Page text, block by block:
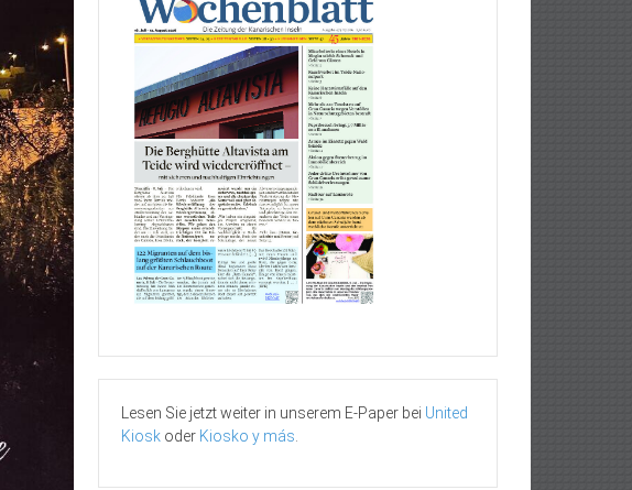
Lesen Sie jetzt weiter in unserem E-Paper bei United
Kiosk oder Kiosko y más